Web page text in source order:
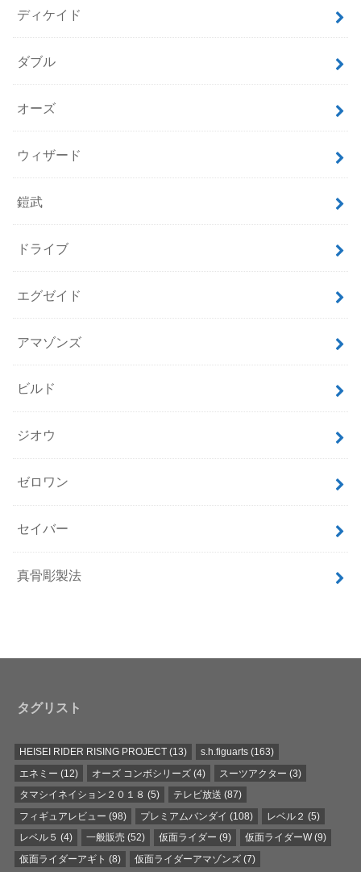
ディケイド
ダブル
オーズ
ウィザード
鎧武
ドライブ
エグゼイド
アマゾンズ
ビルド
ジオウ
ゼロワン
セイバー
真骨彫製法
タグリスト
HEISEI RIDER RISING PROJECT(13) s.h.figuarts (163)
エネミー (12) オーズ コンボシリーズ (4) スーツアクター (3)
タマシイネイション２０１８ (5) テレビ放送 (87)
フィギュアレビュー (98) プレミアムバンダイ (108) レベル２ (5)
レベル５ (4) 一般販売 (52) 仮面ライダー (9) 仮面ライダーW(9)
仮面ライダーアギト (8) 仮面ライダーアマゾンズ (7)